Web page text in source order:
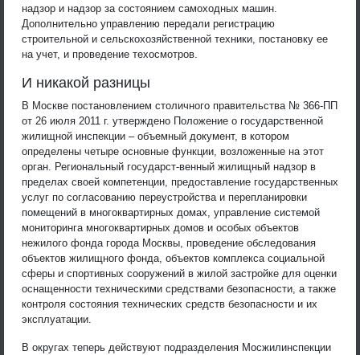
надзор и надзор за состоянием самоходных машин.
Дополнительно управлению передали регистрацию
строительной и сельскохозяйственной техники, постановку ее
на учет, и проведение техосмотров.
И никакой разницы
В Москве постановлением столичного правительства № 366-ПП
от 26 июля 2011 г. утверждено Положение о государственной
жилищной инспекции – объемный документ, в котором
определены четыре основные функции, возложенные на этот
орган. Региональный государст-венный жилищный надзор в
пределах своей компетенции, предоставление государственных
услуг по согласованию переустройства и перепланировки
помещений в многоквартирных домах, управление системой
мониторинга многоквартирных домов и особых объектов
нежилого фонда города Москвы, проведение обследования
объектов жилищного фонда, объектов комплекса социальной
сферы и спортивных сооружений в жилой застройке для оценки
оснащенности техническими средствами безопасности, а также
контроля состояния технических средств безопасности и их
эксплуатации.
В округах теперь действуют подразделения Мосжилинспекции